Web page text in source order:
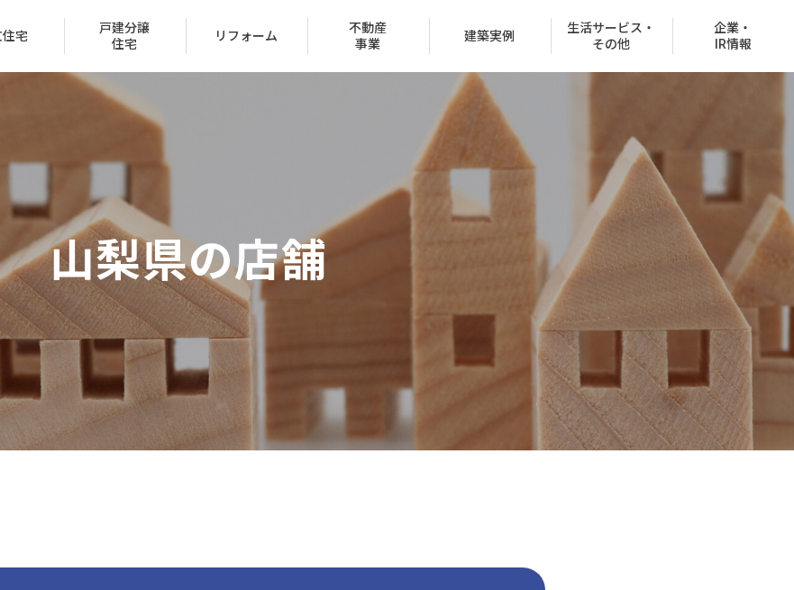
住宅
り 家づくりのステップ
保証とサポート 住宅net
戸建分譲
住宅
リフォーム
FAQ
不動産
事業
賃貸取扱物件
（サブリース事業）
区分所有権販売事業
建築実例
建築実例
生活サービス・
その他
ハッピーライフクラブ お客様紹介制度
タマネット
企業・
IR情報
役員紹介
IR情報 経営方針 グループ会社
採用情報 受賞一覧 協賛イベント CMギャラリー
山梨県の店舗